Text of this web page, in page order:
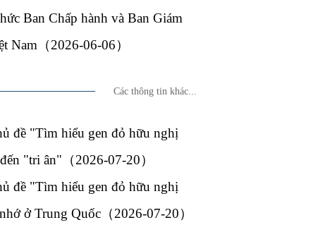
Ban Chấp hành và Ban Giám
Nam（2026-06-06）
Các thông tin khác...
đề "Tìm hiểu gen đỏ hữu nghị
"tri ân"（2026-07-20）
đề "Tìm hiểu gen đỏ hữu nghị
ở Trung Quốc（2026-07-20）